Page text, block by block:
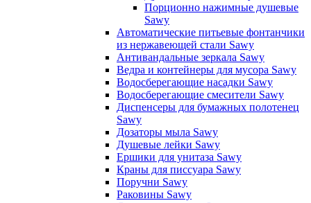
Порционно нажимные душевые
Sawy
Автоматические питьевые фонтанчики
из нержавеющей стали Sawy
Антивандальные зеркала Sawy
Ведра и контейнеры для мусора Sawy
Водосберегающие насадки Sawy
Водосберегающие смесители Sawy
Диспенсеры для бумажных полотенец
Sawy
Дозаторы мыла Sawy
Душевые лейки Sawy
Ершики для унитаза Sawy
Краны для писсуара Sawy
Поручни Sawy
Раковины Sawy